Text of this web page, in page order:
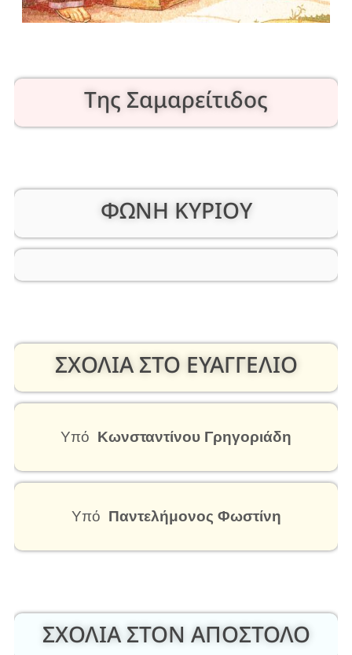
Της Σαμαρείτιδος
ΦΩΝΗ ΚΥΡΙΟΥ
ΣΧΟΛΙΑ ΣΤΟ ΕΥΑΓΓΕΛΙΟ
Υπό Κωνσταντίνου Γρηγοριάδη
Υπό Παντελήμονος Φωστίνη
ΣΧΟΛΙΑ ΣΤΟΝ ΑΠΟΣΤΟΛΟ